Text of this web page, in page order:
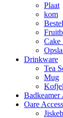
Plaat
kom
Cake
Drinkware
Tea
Mug
Badkeamer
Oare